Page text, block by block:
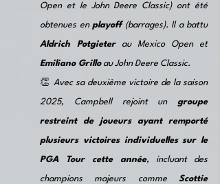
Open et le John Deere Classic) ont été
obtenues en playoff (barrages). Il a battu
Aldrich Potgieter au Mexico Open et
Emiliano Grillo au John Deere Classic.
👏 Avec sa deuxième victoire de la saison
2025, Campbell rejoint un groupe
restreint de joueurs ayant remporté
plusieurs victoires individuelles sur le
PGA Tour cette année, incluant des
champions majeurs comme Scottie